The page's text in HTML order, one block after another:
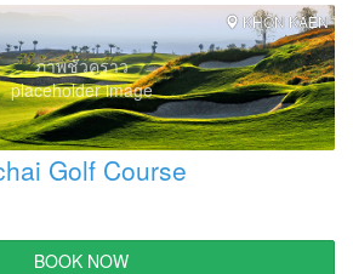
ภาพชั่วคราว
placeholder image
KHON KAEN
Golf Course
BOOK NOW